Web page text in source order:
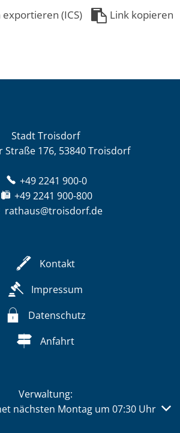
(ICS)
Link kopieren
Stadt Troisdorf
Straße 176, 53840 Troisdorf
+49 2241 900-0
+49 2241 900-800
rathaus@troisdorf.de
Kontakt
Impressum
Datenschutz
Anfahrt
Verwaltung:
Öffnungs- oder Schließzeiten
nächsten Montag um 07:30 Uhr